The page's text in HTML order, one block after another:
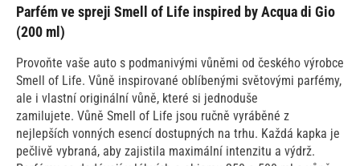
Parfém ve spreji Smell of Life inspired by Acqua di Gio
(200 ml)
Provoňte vaše auto s podmanivými vůněmi od českého výrobce
Smell of Life. Vůně inspirované oblíbenými světovými parfémy,
ale i vlastní originální vůně, které si jednoduše
zamilujete. Vůně Smell of Life jsou ručně vyráběné z
nejlepších vonných esencí dostupných na trhu. Každá kapka je
pečlivě vybraná, aby zajistila maximální intenzitu a výdrž.